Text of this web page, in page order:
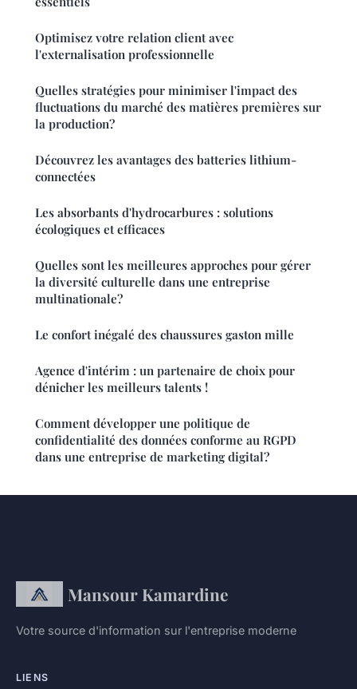
Optimisez votre relation client avec
l'externalisation professionnelle
Quelles stratégies pour minimiser l'impact des
fluctuations du marché des matières premières sur
la production?
Découvrez les avantages des batteries lithium-
connectées
Les absorbants d'hydrocarbures : solutions
écologiques et efficaces
Quelles sont les meilleures approches pour gérer
la diversité culturelle dans une entreprise
multinationale?
Le confort inégalé des chaussures gaston mille
Agence d'intérim : un partenaire de choix pour
dénicher les meilleurs talents !
Comment développer une politique de
confidentialité des données conforme au RGPD
dans une entreprise de marketing digital?
Mansour Kamardine
Votre source d'information sur l'entreprise moderne
LIENS